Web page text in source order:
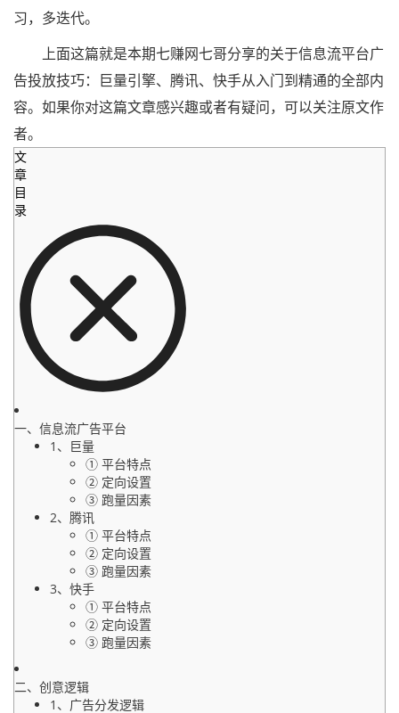
习，多迭代。
上面这篇就是本期七赚网七哥分享的关于信息流平台广
告投放技巧：巨量引擎、腾讯、快手从入门到精通的全部内
容。如果你对这篇文章感兴趣或者有疑问，可以关注原文作
者。
文
章
目
录
一、信息流广告平台
1、巨量
① 平台特点
② 定向设置
③ 跑量因素
2、腾讯
① 平台特点
② 定向设置
③ 跑量因素
3、快手
① 平台特点
② 定向设置
③ 跑量因素
二、创意逻辑
1、广告分发逻辑